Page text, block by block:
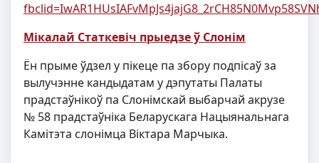
Мікалай Статкевіч прыедзе ў Слонім
Ён прыме ўдзел у пікеце па збору подпісаў за
вылучэнне кандыдатам у дэпутаты Палаты
прадстаўнікоў па Слонімскай выбарчай акрузе
№ 58 прадстаўніка Беларускага Нацыянальнага
Камітэта слонімца Віктара Марчыка.